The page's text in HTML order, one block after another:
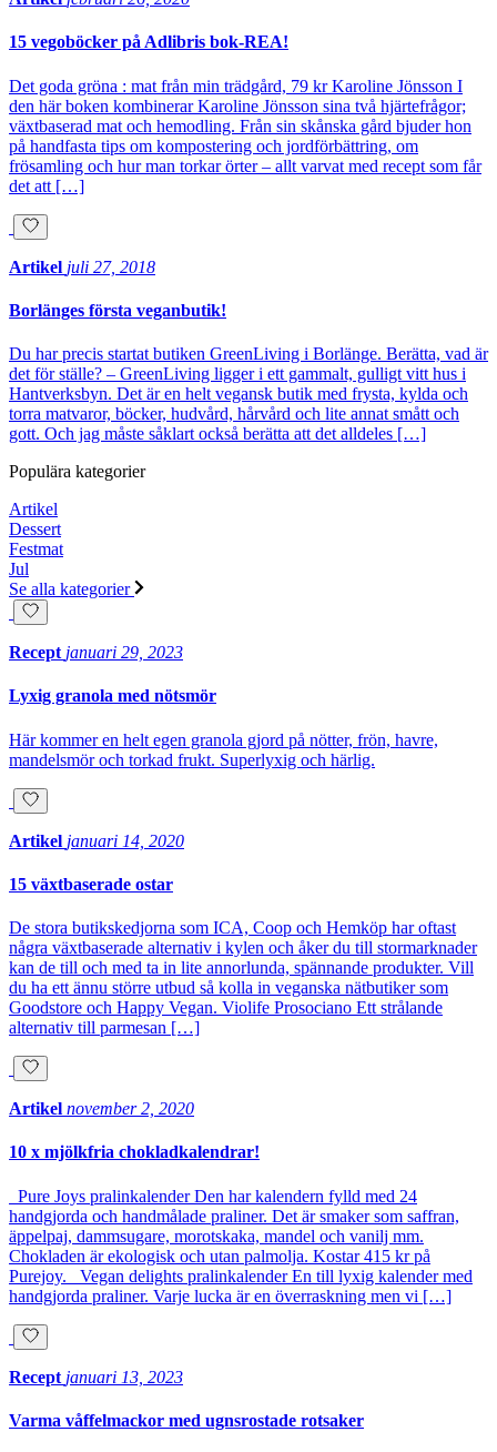
15 vegoböcker på Adlibris bok-REA!
Det goda gröna : mat från min trädgård, 79 kr Karoline Jönsson I
den här boken kombinerar Karoline Jönsson sina två hjärtefrågor;
växtbaserad mat och hemodling. Från sin skånska gård bjuder hon
på handfasta tips om kompostering och jordförbättring, om
frösamling och hur man torkar örter – allt varvat med recept som får
det att […]
Artikel juli 27, 2018
Borlänges första veganbutik!
Du har precis startat butiken GreenLiving i Borlänge. Berätta, vad är
det för ställe? – GreenLiving ligger i ett gammalt, gulligt vitt hus i
Hantverksbyn. Det är en helt vegansk butik med frysta, kylda och
torra matvaror, böcker, hudvård, hårvård och lite annat smått och
gott. Och jag måste såklart också berätta att det alldeles […]
Populära kategorier
Artikel
Dessert
Festmat
Jul
Se alla kategorier
Recept januari 29, 2023
Lyxig granola med nötsmör
Här kommer en helt egen granola gjord på nötter, frön, havre,
mandelsmör och torkad frukt. Superlyxig och härlig.
Artikel januari 14, 2020
15 växtbaserade ostar
De stora butikskedjorna som ICA, Coop och Hemköp har oftast
några växtbaserade alternativ i kylen och åker du till stormarknader
kan de till och med ta in lite annorlunda, spännande produkter. Vill
du ha ett ännu större utbud så kolla in veganska nätbutiker som
Goodstore och Happy Vegan. Violife Prosociano Ett strålande
alternativ till parmesan […]
Artikel november 2, 2020
10 x mjölkfria chokladkalendrar!
Pure Joys pralinkalender Den har kalendern fylld med 24
handgjorda och handmålade praliner. Det är smaker som saffran,
äppelpaj, dammsugare, morotskaka, mandel och vanilj mm.
Chokladen är ekologisk och utan palmolja. Kostar 415 kr på
Purejoy. Vegan delights pralinkalender En till lyxig kalender med
handgjorda praliner. Varje lucka är en överraskning men vi […]
Recept januari 13, 2023
Varma våffelmackor med ugnsrostade rotsaker